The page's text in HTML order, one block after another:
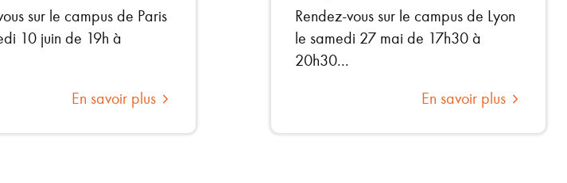
sur le campus de Paris
10 juin de 19h à
En savoir plus
Rendez-vous sur le campus de Lyon
le samedi 27 mai de 17h30 à
20h30...
En savoir plus